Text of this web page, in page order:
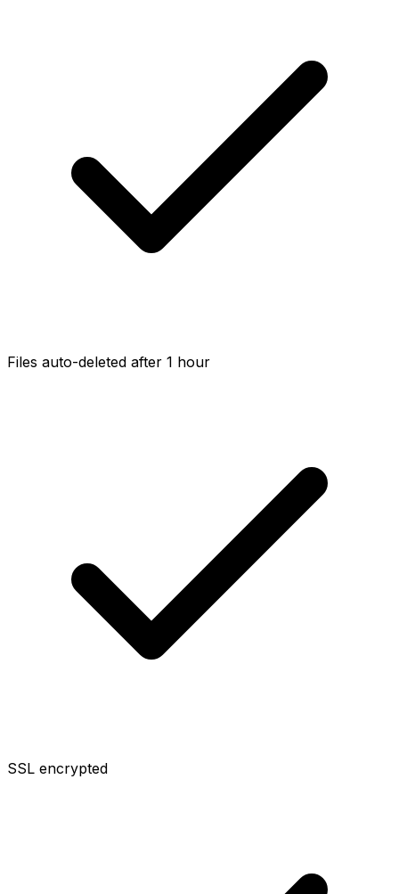
Files auto-deleted after 1 hour
SSL encrypted